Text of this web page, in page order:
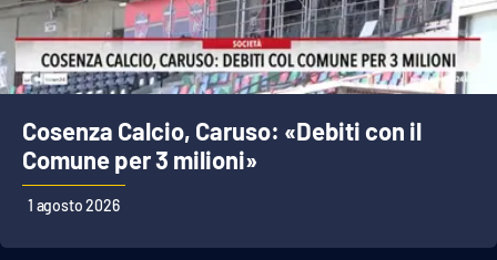
Cosenza Calcio, Caruso: «Debiti con il
Comune per 3 milioni»
1 agosto 2026